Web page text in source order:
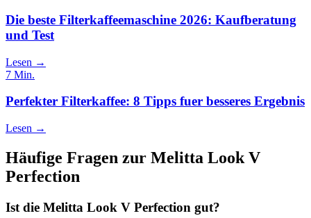
Die beste Filterkaffeemaschine 2026: Kaufberatung
und Test
Lesen →
7 Min.
Perfekter Filterkaffee: 8 Tipps fuer besseres Ergebnis
Lesen →
Häufige Fragen zur Melitta Look V
Perfection
Ist die Melitta Look V Perfection gut?